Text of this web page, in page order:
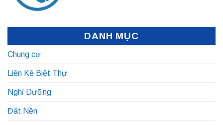
DANH MỤC
Chung cư
Liền Kề Biệt Thự
Nghỉ Dưỡng
Đất Nền